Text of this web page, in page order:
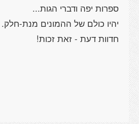
ספרות יפה ודברי הגות...
יהיו כולם של ההמונים מנת-חלק.
חדוות דעת - זאת זכות!